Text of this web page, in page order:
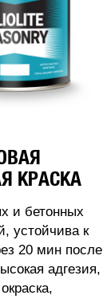
КРАСКА
и бетонных
устойчива к
20 мин после
адгезия,